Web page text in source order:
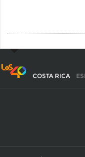
COSTA RICA